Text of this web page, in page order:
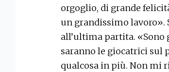
orgoglio, di grande
un grandissimo lavoro».
all’ultima partita.
saranno le giocatrici sul
qualcosa in più. Non mi